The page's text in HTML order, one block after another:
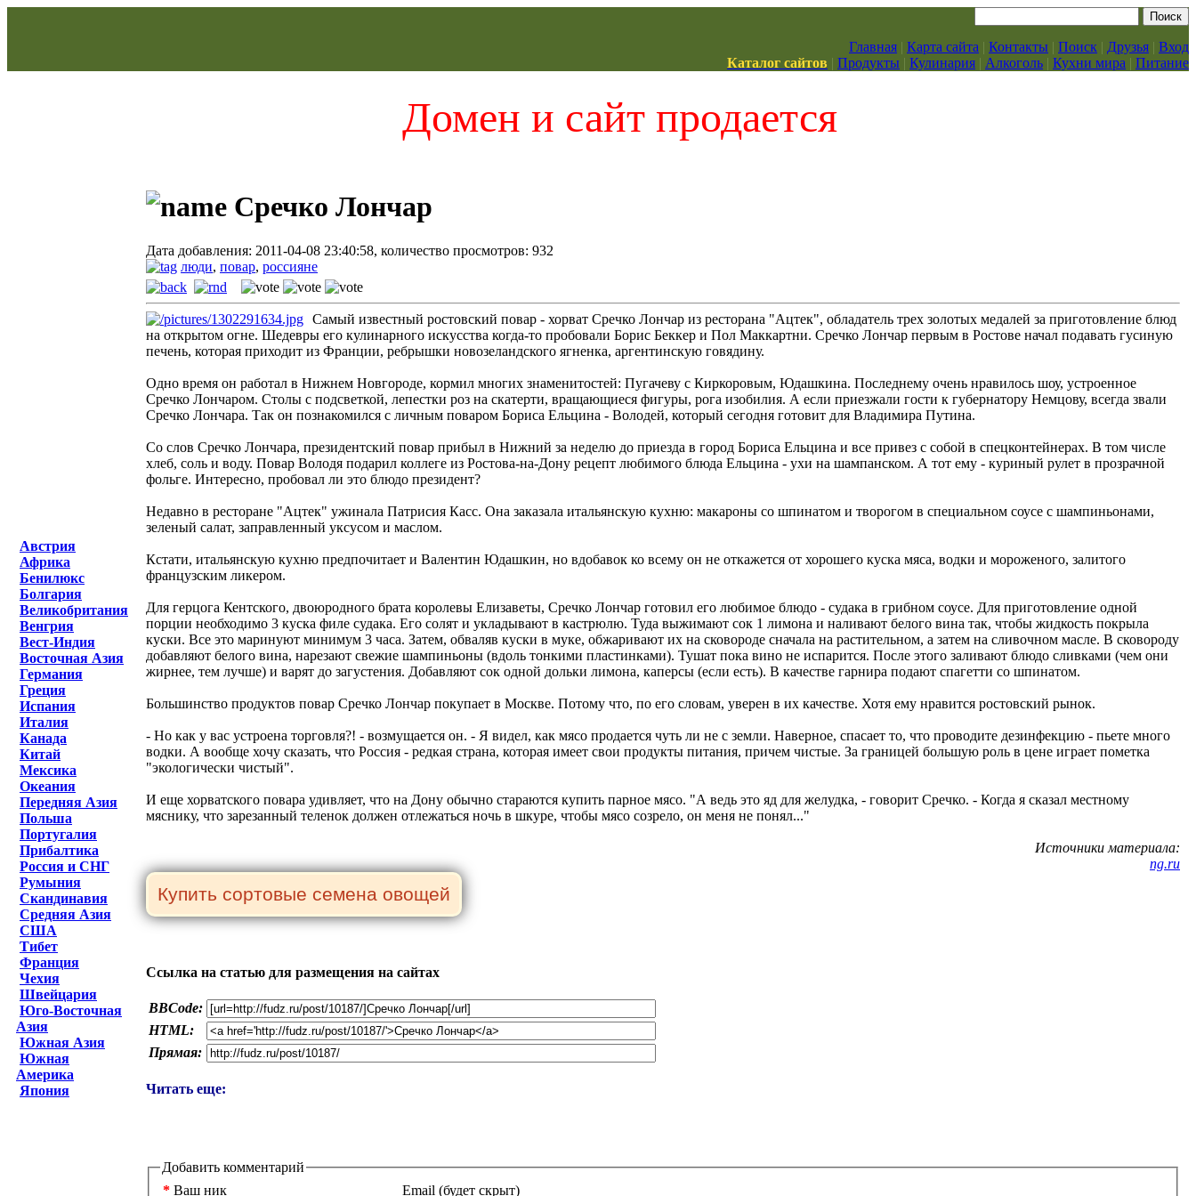
Главная | Карта сайта | Контакты | Поиск | Друзья | Вход
Каталог сайтов | Продукты | Кулинария | Алкоголь | Кухни мира | Питание
Домен и сайт продается
Австрия
Африка
Бенилюкс
Болгария
Великобритания
Венгрия
Вест-Индия
Восточная Азия
Германия
Греция
Испания
Италия
Канада
Китай
Мексика
Океания
Передняя Азия
Польша
Португалия
Прибалтика
Россия и СНГ
Румыния
Скандинавия
Средняя Азия
США
Тибет
Франция
Чехия
Швейцария
Юго-Восточная
Азия
Южная Азия
Южная
Америка
Япония
Сречко Лончар
Дата добавления: 2011-04-08 23:40:58, количество просмотров: 932
люди, повар, россияне
Самый известный ростовский повар - хорват Сречко Лончар из ресторана "Ацтек", обладатель трех золотых медалей за приготовление блюд
на открытом огне. Шедевры его кулинарного искусства когда-то пробовали Борис Беккер и Пол Маккартни. Сречко Лончар первым в Ростове начал подавать гусиную
печень, которая приходит из Франции, ребрышки новозеландского ягненка, аргентинскую говядину.
Одно время он работал в Нижнем Новгороде, кормил многих знаменитостей: Пугачеву с Киркоровым, Юдашкина. Последнему очень нравилось шоу, устроенное
Сречко Лончаром. Столы с подсветкой, лепестки роз на скатерти, вращающиеся фигуры, рога изобилия. А если приезжали гости к губернатору Немцову, всегда звали
Сречко Лончара. Так он познакомился с личным поваром Бориса Ельцина - Володей, который сегодня готовит для Владимира Путина.
Со слов Сречко Лончара, президентский повар прибыл в Нижний за неделю до приезда в город Бориса Ельцина и все привез с собой в спецконтейнерах. В том числе
хлеб, соль и воду. Повар Володя подарил коллеге из Ростова-на-Дону рецепт любимого блюда Ельцина - ухи на шампанском. А тот ему - куриный рулет в прозрачной
фольге. Интересно, пробовал ли это блюдо президент?
Недавно в ресторане "Ацтек" ужинала Патрисия Касс. Она заказала итальянскую кухню: макароны со шпинатом и творогом в специальном соусе с шампиньонами,
зеленый салат, заправленный уксусом и маслом.
Кстати, итальянскую кухню предпочитает и Валентин Юдашкин, но вдобавок ко всему он не откажется от хорошего куска мяса, водки и мороженого, залитого
французским ликером.
Для герцога Кентского, двоюродного брата королевы Елизаветы, Сречко Лончар готовил его любимое блюдо - судака в грибном соусе. Для приготовление одной
порции необходимо 3 куска филе судака. Его солят и укладывают в кастрюлю. Туда выжимают сок 1 лимона и наливают белого вина так, чтобы жидкость покрыла
куски. Все это маринуют минимум 3 часа. Затем, обваляв куски в муке, обжаривают их на сковороде сначала на растительном, а затем на сливочном масле. В сковороду
добавляют белого вина, нарезают свежие шампиньоны (вдоль тонкими пластинками). Тушат пока вино не испарится. После этого заливают блюдо сливками (чем они
жирнее, тем лучше) и варят до загустения. Добавляют сок одной дольки лимона, каперсы (если есть). В качестве гарнира подают спагетти со шпинатом.
Большинство продуктов повар Сречко Лончар покупает в Москве. Потому что, по его словам, уверен в их качестве. Хотя ему нравится ростовский рынок.
- Но как у вас устроена торговля?! - возмущается он. - Я видел, как мясо продается чуть ли не с земли. Наверное, спасает то, что проводите дезинфекцию - пьете много
водки. А вообще хочу сказать, что Россия - редкая страна, которая имеет свои продукты питания, причем чистые. За границей большую роль в цене играет пометка
"экологически чистый".
И еще хорватского повара удивляет, что на Дону обычно стараются купить парное мясо. "А ведь это яд для желудка, - говорит Сречко. - Когда я сказал местному
мяснику, что зарезанный теленок должен отлежаться ночь в шкуре, чтобы мясо созрело, он меня не понял..."
Источники материала:
ng.ru
Ссылка на статью для размещения на сайтах
BBCode:
HTML:
Прямая:
Читать еще:
Добавить комментарий
* Ваш ник Email (будет скрыт)